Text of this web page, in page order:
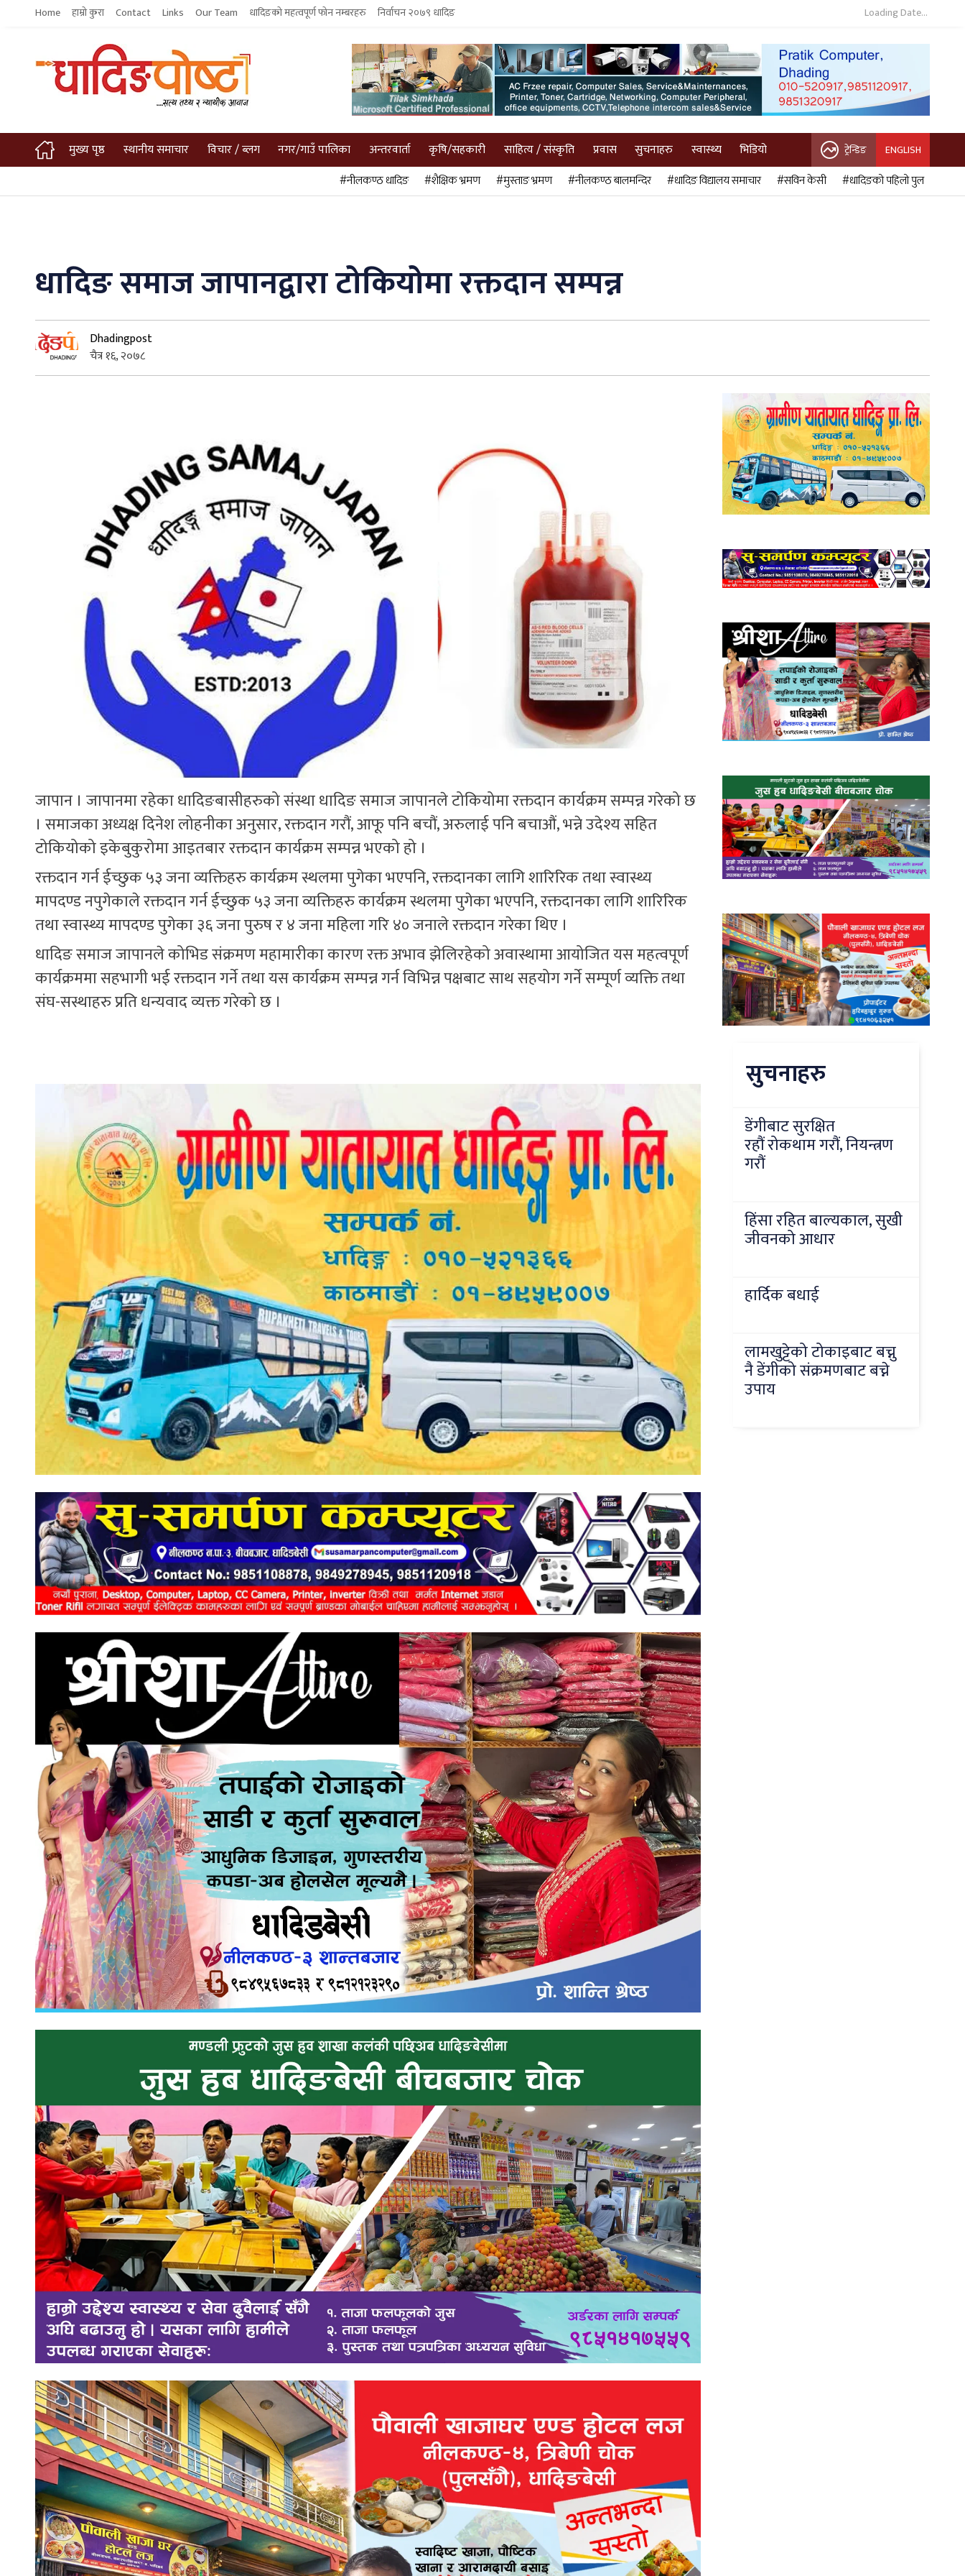
Home हाम्रो कुरा Contact Links Our Team धादिङको महत्वपूर्ण फोन नम्बरहरु निर्वाचन २०७९ धादिङ Loading Date...
मुख्य पृष्ठ स्थानीय समाचार विचार / ब्लग नगर/गाउँ पालिका अन्तरवार्ता कृषि/सहकारी साहित्य / संस्कृति प्रवास सुचनाहरु स्वास्थ्य भिडियो ट्रेन्डिङ ENGLISH
#नीलकण्ठ धादिङ #शैक्षिक भ्रमण #मुस्ताङ भ्रमण #नीलकण्ठ बालमन्दिर #धादिङ विद्यालय समाचार #सविन केसी #धादिङको पहिलो पुल
धादिङ समाज जापानद्वारा टोकियोमा रक्तदान सम्पन्न
Dhadingpost
चैत्र १६, २०७८
जापान । जापानमा रहेका धादिङबासीहरुको संस्था धादिङ समाज जापानले टोकियोमा रक्तदान कार्यक्रम सम्पन्न गरेको छ
। समाजका अध्यक्ष दिनेश लोहनीका अनुसार, रक्तदान गरौं, आफू पनि बचौं, अरुलाई पनि बचाऔं, भन्ने उदेश्य सहित
टोकियोको इकेबुकुरोमा आइतबार रक्तदान कार्यक्रम सम्पन्न भएको हो ।
रक्तदान गर्न ईच्छुक ५३ जना व्यक्तिहरु कार्यक्रम स्थलमा पुगेका भएपनि, रक्तदानका लागि शारिरिक तथा स्वास्थ्य
मापदण्ड नपुगेकाले रक्तदान गर्न ईच्छुक ५३ जना व्यक्तिहरु कार्यक्रम स्थलमा पुगेका भएपनि, रक्तदानका लागि शारिरिक
तथा स्वास्थ्य मापदण्ड पुगेका ३६ जना पुरुष र ४ जना महिला गरि ४० जनाले रक्तदान गरेका थिए ।
धादिङ समाज जापानले कोभिड संक्रमण महामारीका कारण रक्त अभाव झेलिरहेको अवास्थामा आयोजित यस महत्वपूर्ण
कार्यक्रममा सहभागी भई रक्तदान गर्ने तथा यस कार्यक्रम सम्पन्न गर्न विभिन्न पक्षबाट साथ सहयोग गर्ने सम्पूर्ण व्यक्ति तथा
संघ-सस्थाहरु प्रति धन्यवाद व्यक्त गरेको छ ।
सुचनाहरु
डेंगीबाट सुरक्षित
रहौं रोकथाम गरौं, नियन्त्रण
गरौं
हिंसा रहित बाल्यकाल, सुखी
जीवनको आधार
हार्दिक बधाई
लामखुट्टेको टोकाइबाट बच्नु
नै डेंगीको संक्रमणबाट बच्ने
उपाय